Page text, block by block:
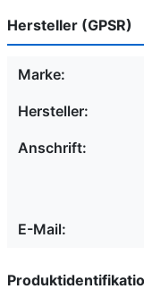
Hersteller (GPSR)
Marke:
Hersteller:
Anschrift:
E-Mail: